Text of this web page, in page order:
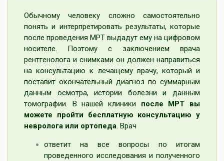
Обычному человеку сложно самостоятельно
понять и интерпретировать результаты, которые
после проведения МРТ выдадут ему на цифровом
носителе. Поэтому с заключением врача
рентгенолога и снимками он должен направиться
на консультацию к лечащему врачу, который и
поставит окончательный диагноз по суммарным
данным осмотра, истории болезни и данным
томографии. В нашей клиники после МРТ вы
можете пройти бесплатную консультацию у
невролога или ортопеда. Врач
ответит на все вопросы по итогам
проведенного исследования и полученного